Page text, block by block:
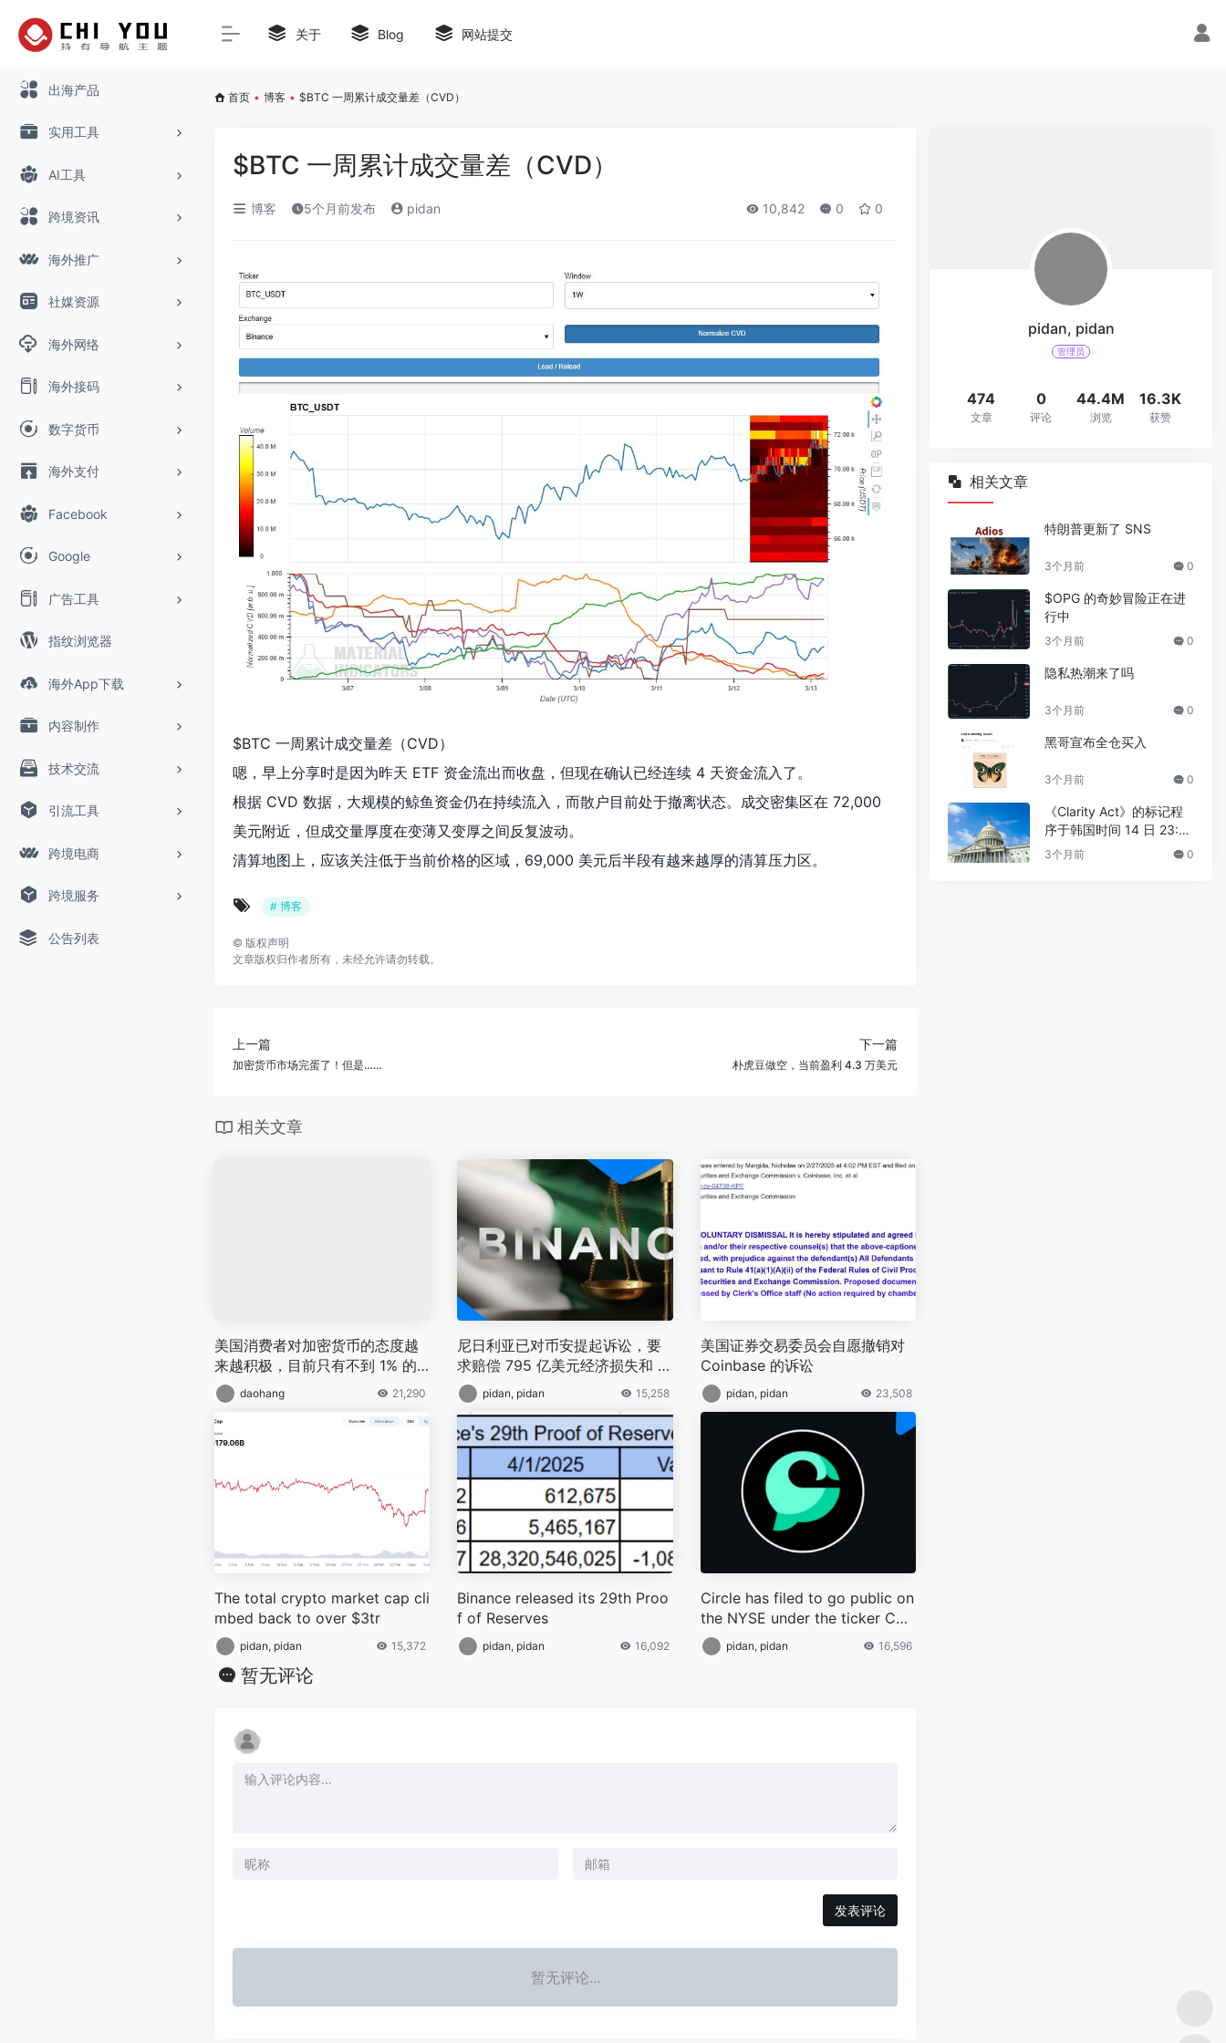
出海产品
实用工具
AI工具
跨境资讯
海外推广
社媒资源
海外网络
海外接码
数字货币
海外支付
Facebook
Google
广告工具
指纹浏览器
海外App下载
内容制作
技术交流
引流工具
跨境电商
跨境服务
公告列表
关于 Blog 网站提交
首页 • 博客 • $BTC 一周累计成交量差（CVD）
$BTC 一周累计成交量差（CVD）
博客 5个月前发布 pidan 10,842 0 0
$BTC 一周累计成交量差（CVD）
嗯，早上分享时是因为昨天 ETF 资金流出而收盘，但现在确认已经连续 4 天资金流入了。
根据 CVD 数据，大规模的鲸鱼资金仍在持续流入，而散户目前处于撤离状态。成交密集区在 72,000
美元附近，但成交量厚度在变薄又变厚之间反复波动。
清算地图上，应该关注低于当前价格的区域，69,000 美元后半段有越来越厚的清算压力区。
# 博客
© 版权声明
文章版权归作者所有，未经允许请勿转载。
上一篇
加密货币市场完蛋了！但是……
下一篇
朴虎豆做空，当前盈利 4.3 万美元
相关文章
美国消费者对加密货币的态度越
来越积极，目前只有不到 1% 的
受访者称其为「时尚」
daohang 21,290
尼日利亚已对币安提起诉讼，要
求赔偿 795 亿美元经济损失和 2
0 亿美元欠税
pidan, pidan 15,258
美国证券交易委员会自愿撤销对
Coinbase 的诉讼
pidan, pidan 23,508
The total crypto market cap cli
mbed back to over $3tr
pidan, pidan 15,372
Binance released its 29th Proo
f of Reserves
pidan, pidan 16,092
Circle has filed to go public on
the NYSE under the ticker CRC
L
pidan, pidan 16,596
暂无评论
发表评论
暂无评论...
pidan, pidan
管理员
474
文章
0
评论
44.4M
浏览
16.3K
获赞
相关文章
特朗普更新了 SNS
3个月前 0
$OPG 的奇妙冒险正在进
行中
3个月前 0
隐私热潮来了吗
3个月前 0
黑哥宣布全仓买入
3个月前 0
《Clarity Act》的标记程
序于韩国时间 14 日 23:3
0 进行
3个月前 0